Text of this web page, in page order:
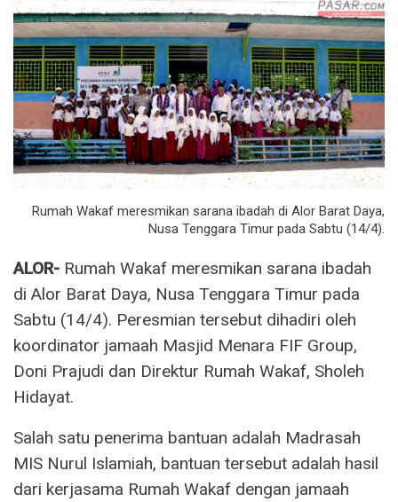
Rumah Wakaf meresmikan sarana ibadah di Alor Barat Daya,
Nusa Tenggara Timur pada Sabtu (14/4).
ALOR- Rumah Wakaf meresmikan sarana ibadah
di Alor Barat Daya, Nusa Tenggara Timur pada
Sabtu (14/4). Peresmian tersebut dihadiri oleh
koordinator jamaah Masjid Menara FIF Group,
Doni Prajudi dan Direktur Rumah Wakaf, Sholeh
Hidayat.
Salah satu penerima bantuan adalah Madrasah
MIS Nurul Islamiah, bantuan tersebut adalah hasil
dari kerjasama Rumah Wakaf dengan jamaah